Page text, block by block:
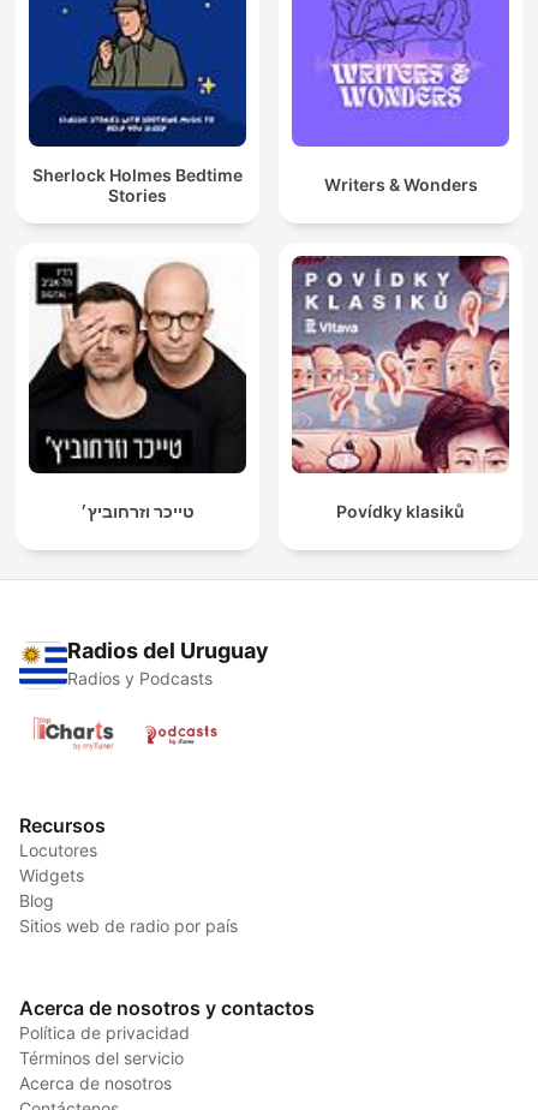
Sherlock Holmes Bedtime
Stories
Writers & Wonders
טייכר וזרחוביץ׳ Povídky klasiků
Radios del Uruguay
Radios y Podcasts
Recursos
Locutores
Widgets
Blog
Sitios web de radio por país
Acerca de nosotros y contactos
Política de privacidad
Términos del servicio
Acerca de nosotros